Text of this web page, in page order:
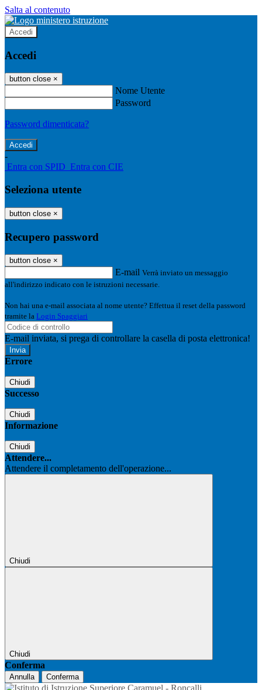
Salta al contenuto
Accedi
Accedi
button close ×
Nome Utente
Password
Password dimenticata?
-
Entra con SPID Entra con CIE
Seleziona utente
button close ×
Recupero password
button close ×
E-mail Verrà inviato un messaggio
all'indirizzo indicato con le istruzioni necessarie.
Non hai una e-mail associata al nome utente? Effettua il reset della password
tramite la Login Spaggiari
E-mail inviata, si prega di controllare la casella di posta elettronica!
Errore
Chiudi
Successo
Chiudi
Informazione
Chiudi
Attendere...
Attendere il completamento dell'operazione...
Chiudi
Chiudi
Conferma
Annulla Conferma